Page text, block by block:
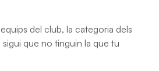
del club, la categoria dels
que no tinguin la que tu